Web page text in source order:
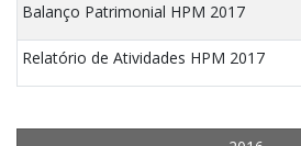
Balanço Patrimonial HPM 2017
Relatório de Atividades HPM 2017